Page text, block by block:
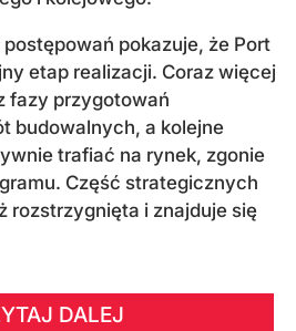
pokazuje, że Port
etap realizacji. Coraz więcej
fazy przygotowań
budowalnych, a kolejne
trafiać na rynek, zgonie
Część strategicznych
rozstrzygnięta i znajduje się
DALEJ